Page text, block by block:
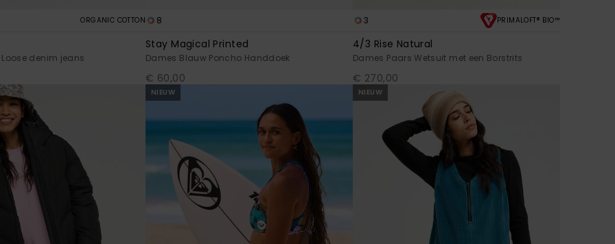
ORGANIC COTTON
denim jeans
8
Stay Magical Printed
Dames Blauw Poncho Handdoek
€ 60,00
3 PRIMALOFT® BIO™
4/3 Rise Natural
Dames Paars Wetsuit met een Borstrits
€ 270,00
NIEUW NIEUW